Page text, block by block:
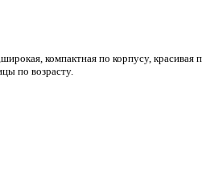
компактная по корпусу,
по возрасту.